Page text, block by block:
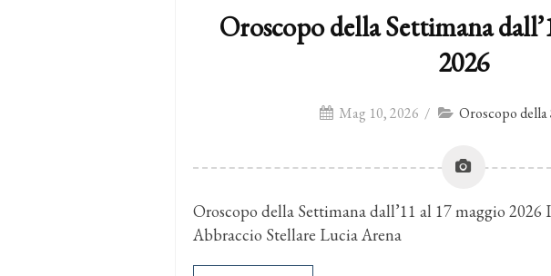
Oroscopo della Settimana
2026
Mag 10, 2026 / Oroscopo della
Oroscopo della Settimana dall’11 al 17 maggio 2026
Abbraccio Stellare Lucia Arena